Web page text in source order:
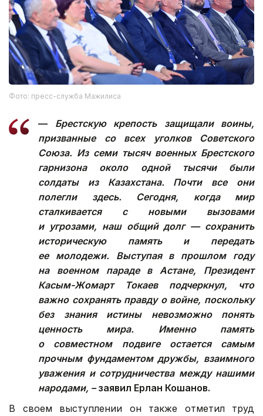
Фото: пресс-служба Мажилиса
— Брестскую крепость защищали воины,
призванные со всех уголков Советского
Союза. Из семи тысяч военных Брестского
гарнизона около одной тысячи были
солдаты из Казахстана. Почти все они
полегли здесь. Сегодня, когда мир
сталкивается с новыми вызовами
и угрозами, наш общий долг — сохранить
историческую память и передать
ее молодежи. Выступая в прошлом году
на военном параде в Астане, Президент
Касым-Жомарт Токаев подчеркнул, что
важно сохранять правду о войне, поскольку
без знания истины невозможно понять
ценность мира. Именно память
о совместном подвиге остается самым
прочным фундаментом дружбы, взаимного
уважения и сотрудничества между нашими
народами, –заявил Ерлан Кошанов.
В своем выступлении он также отметил труд